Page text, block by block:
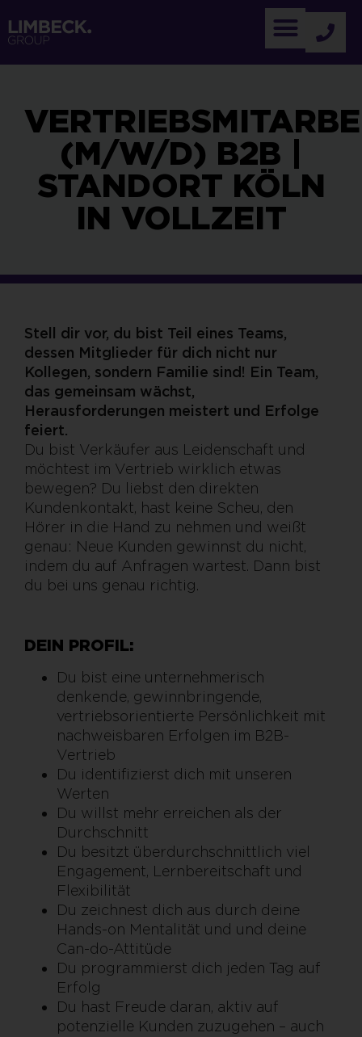
(M/W/D) B2B |
STANDORT KÖLN
IN VOLLZEIT
Stell dir vor, du bist Teil eines Teams,
dessen Mitglieder für dich nicht nur
Kollegen, sondern Familie sind! Ein Team,
das gemeinsam wächst,
Herausforderungen meistert und Erfolge
feiert.
Du bist Verkäufer aus Leidenschaft und
möchtest im Vertrieb wirklich etwas
bewegen? Du liebst den direkten
Kundenkontakt, hast keine Scheu, den
Hörer in die Hand zu nehmen und weißt
genau: Neue Kunden gewinnst du nicht,
indem du auf Anfragen wartest. Dann bist
du bei uns genau richtig.
DEIN PROFIL:
Du bist eine unternehmerisch
denkende, gewinnbringende,
vertriebsorientierte Persönlichkeit mit
nachweisbaren Erfolgen im B2B-
Vertrieb
Du identifizierst dich mit unseren
Werten
Du willst mehr erreichen als der
Durchschnitt
Du besitzt überdurchschnittlich viel
Engagement, Lernbereitschaft und
Flexibilität
Du zeichnest dich aus durch deine
Hands-on Mentalität und und deine
Can-do-Attitüde
Du programmierst dich jeden Tag auf
Erfolg
Du hast Freude daran, aktiv auf
potenzielle Kunden zuzugehen – auch